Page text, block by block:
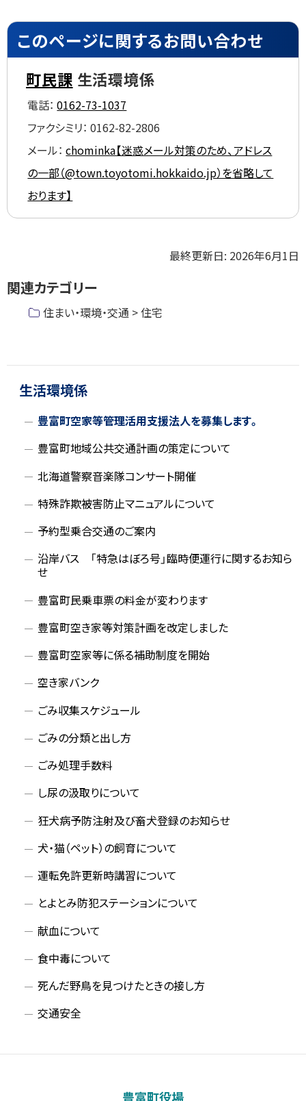
ッ
プ
このページに関するお問い合わせ
町民課 生活環境係
電話： 0162-73-1037
ファクシミリ： 0162-82-2806
メール： chominka【迷惑メール対策のため、アドレス
の一部（@town.toyotomi.hokkaido.jp）を省略して
おります】
プ
最終更新日: 2026年6月1日
関連カテゴリー
住まい・環境・交通 > 住宅
ッ
サ生活環境係
豊富町空家等管理活用支援法人を募集します。
豊富町地域公共交通計画の策定について
北海道警察音楽隊コンサート開催
特殊詐欺被害防止マニュアルについて
予約型乗合交通のご案内
沿岸バス 「特急はぼろ号」臨時便運行に関するお知ら
せ
豊富町民乗車票の料金が変わります
豊富町空き家等対策計画を改定しました
豊富町空家等に係る補助制度を開始
空き家バンク
ごみ収集スケジュール
ごみの分類と出し方
ごみ処理手数料
し尿の汲取りについて
狂犬病予防注射及び畜犬登録のお知らせ
犬・猫（ペット）の飼育について
運転免許更新時講習について
とよとみ防犯ステーションについて
献血について
食中毒について
死んだ野鳥を見つけたときの接し方
交通安全
豊富町役場